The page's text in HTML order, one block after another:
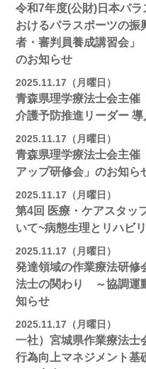
令和7年度(公財)日本パ
おけるパラスポーツの振
者・審判員養成講習会」
のお知らせ
2025.11.17（月曜日）
青森県理学療法士会主催
介護予防推進リーダー
2025.11.17（月曜日）
青森県理学療法士会主催
アップ研修会」のお知ら
2025.11.17（月曜日）
第4回 医療・ケアスタッ
いて~病態生理とリハビ
2025.11.17（月曜日）
発達領域の作業療法研修
法士の関わり ～協調運
知らせ
2025.11.17（月曜日）
一社）宮城県作業療法士
行為向上マネジメント基